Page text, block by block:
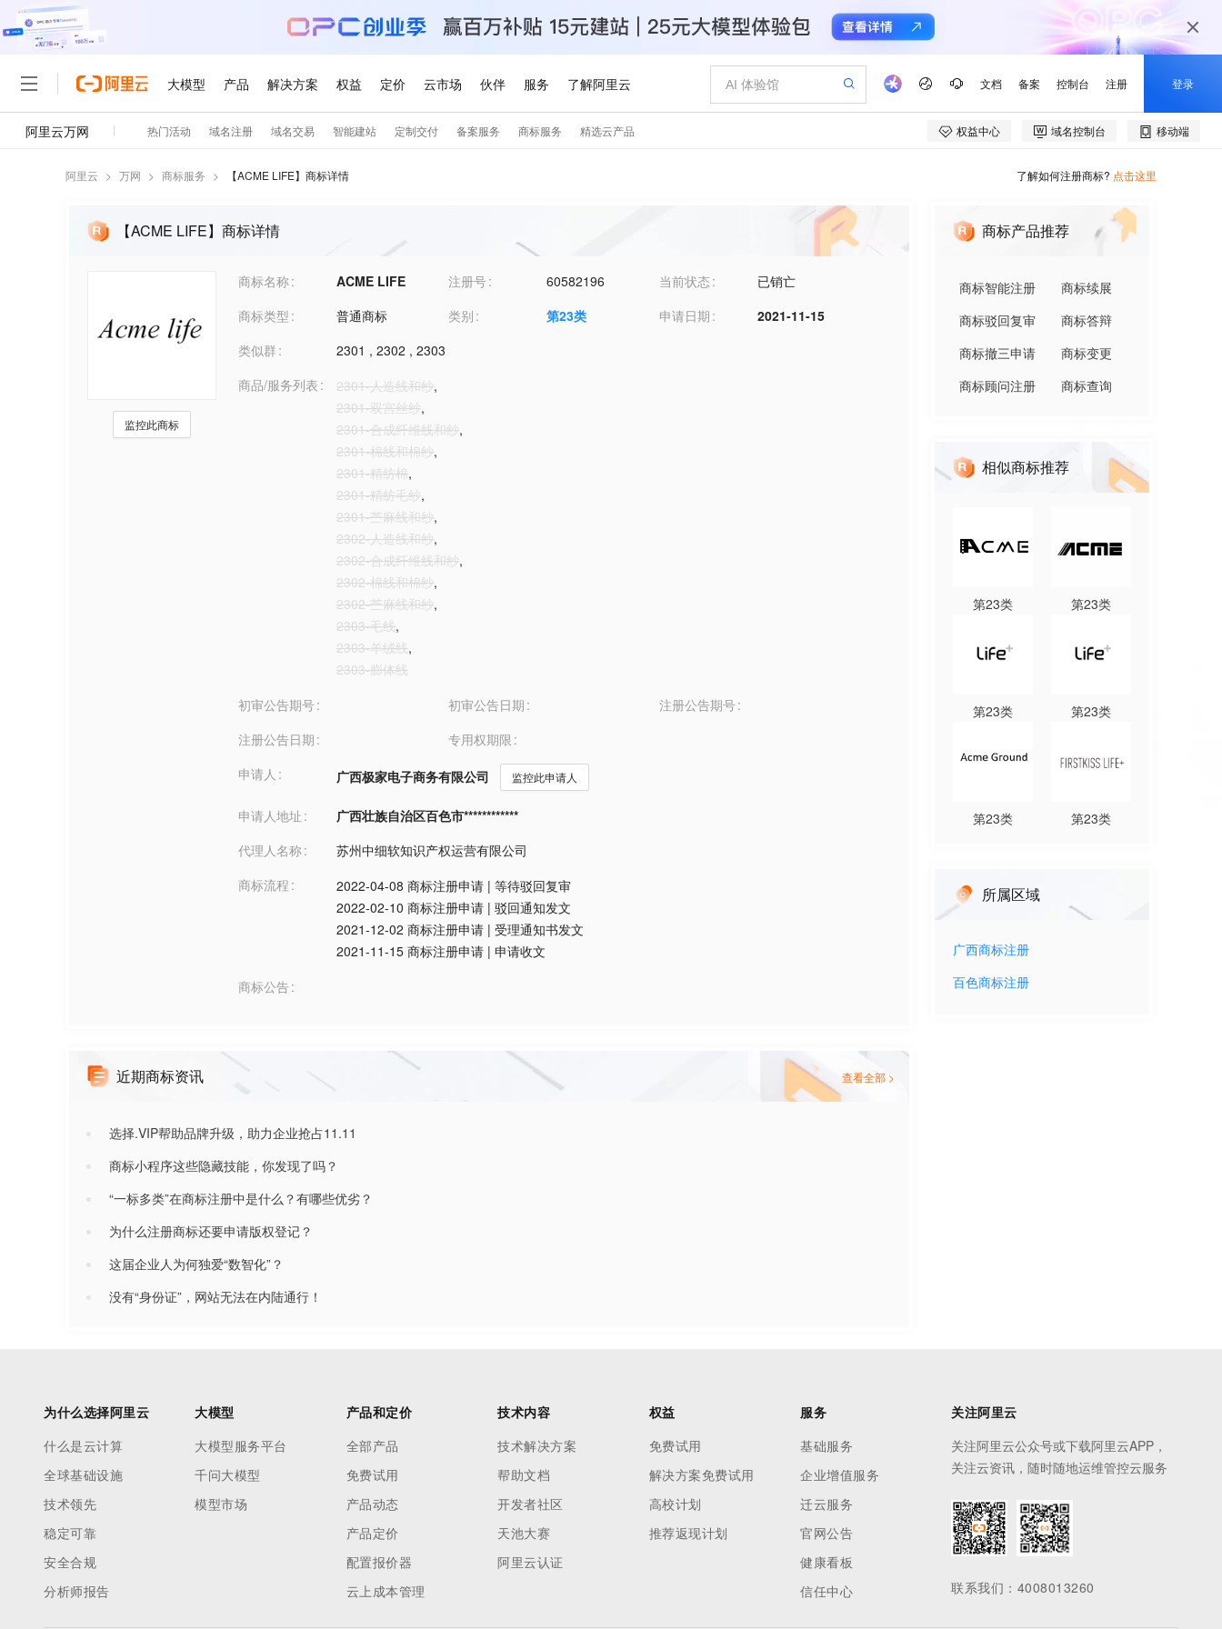
阿里云 > 万网 > 商标服务 > 【ACME LIFE】商标详情 了解如何注册商标? 点击这里
【ACME LIFE】商标详情
监控此商标
商标名称 ACME LIFE 注册号 60582196 当前状态
已销亡
商标类型
普通商标 类别 第23类 申请日期
2021-11-15
类似群
2301 , 2302 , 2303
商品/服务列表
2301-人造线和纱,
2301-双宫丝纱,
2301-合成纤维线和纱,
2301-棉线和棉纱,
2301-精纺棉,
2301-精纺毛纱,
2301-苎麻线和纱,
2302-人造线和纱,
2302-合成纤维线和纱,
2302-棉线和棉纱,
2302-苎麻线和纱,
2303-毛线,
2303-羊绒线,
2303-膨体线
初审公告期号
初审公告日期
注册公告期号
注册公告日期
专用权期限
申请人
广西极家电子商务有限公司 监控此申请人
申请人地址
广西壮族自治区百色市************
代理人名称
苏州中细软知识产权运营有限公司
商标流程
2022-04-08 商标注册申请 | 等待驳回复审
2022-02-10 商标注册申请 | 驳回通知发文
2021-12-02 商标注册申请 | 受理通知书发文
2021-11-15 商标注册申请 | 申请收文
商标公告
近期商标资讯 查看全部 >
选择.VIP帮助品牌升级，助力企业抢占11.11
商标小程序这些隐藏技能，你发现了吗？
“一标多类”在商标注册中是什么？有哪些优劣？
为什么注册商标还要申请版权登记？
这届企业人为何独爱“数智化”？
没有“身份证”，网站无法在内陆通行！
商标产品推荐
商标智能注册
商标续展
商标驳回复审
商标答辩
商标撤三申请
商标变更
商标顾问注册
商标查询
相似商标推荐
第23类 第23类
第23类 第23类
第23类 第23类
所属区域
广西商标注册
百色商标注册